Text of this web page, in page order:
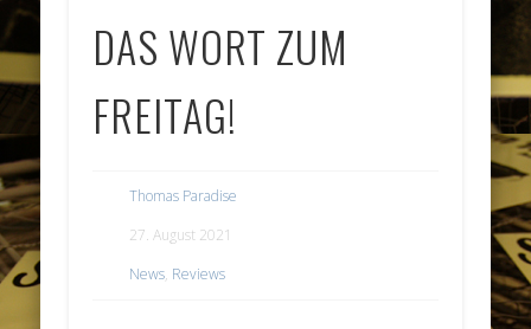
DAS WORT ZUM
FREITAG!
Thomas Paradise
27. August 2021
News, Reviews